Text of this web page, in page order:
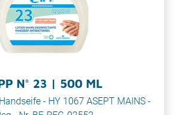
N° 23 | 500 ML
- HY 1067 ASEPT MAINS -